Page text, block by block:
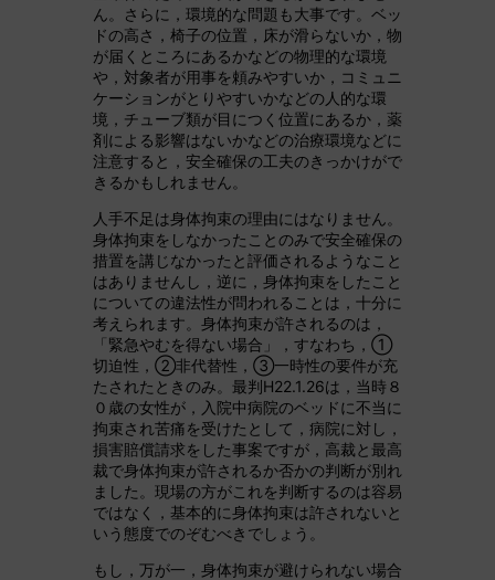
ん。さらに，環境的な問題も大事です。ベッ
ドの高さ，椅子の位置，床が滑らないか，物
が届くところにあるかなどの物理的な環境
や，対象者が用事を頼みやすいか，コミュニ
ケーションがとりやすいかなどの人的な環
境，チューブ類が目につく位置にあるか，薬
剤による影響はないかなどの治療環境などに
注意すると，安全確保の工夫のきっかけがで
きるかもしれません。
人手不足は身体拘束の理由にはなりません。
身体拘束をしなかったことのみで安全確保の
措置を講じなかったと評価されるようなこと
はありませんし，逆に，身体拘束をしたこと
についての違法性が問われることは，十分に
考えられます。身体拘束が許されるのは，
「緊急やむを得ない場合」，すなわち，①
切迫性，②非代替性，③一時性の要件が充
たされたときのみ。最判H22.1.26は，当時８
０歳の女性が，入院中病院のベッドに不当に
拘束され苦痛を受けたとして，病院に対し，
損害賠償請求をした事案ですが，高裁と最高
裁で身体拘束が許されるか否かの判断が別れ
ました。現場の方がこれを判断するのは容易
ではなく，基本的に身体拘束は許されないと
いう態度でのぞむべきでしょう。
もし，万が一，身体拘束が避けられない場合